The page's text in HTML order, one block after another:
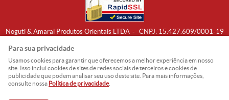
Noguti & Amaral Produtos Orientais LTDA CNPJ: 15.427.609/0001-19
Para sua privacidade
Usamos cookies para garantir que oferecemos a melhor experiência em nosso
site. Isso inclui cookies de sites de redes sociais de terceiros e cookies de
publicidade que podem analisar seu uso deste site. Para mais informações,
consulte nossa Política de privacidade.